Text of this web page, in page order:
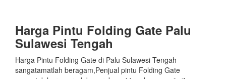
Harga Pintu Folding Gate Palu
Sulawesi Tengah
Harga Pintu Folding Gate di Palu Sulawesi Tengah
sangatamatlah beragam,Penjual pintu Folding Gate